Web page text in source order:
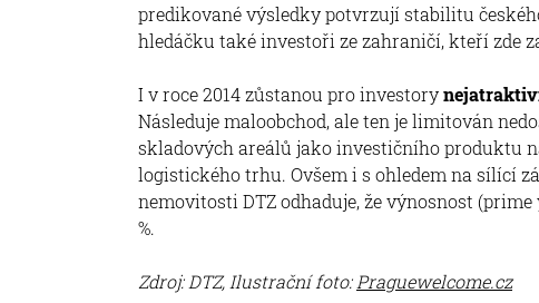
predikované výsledky potvrzují stabilitu
hledáčku také investoři ze zahraničí, kteří zde
I v roce 2014 zůstanou pro investory
Následuje maloobchod, ale ten je limitován
skladových areálů jako investičního produktu
logistického trhu. Ovšem i s ohledem na sílící
nemovitosti DTZ odhaduje, že výnosnost
%.
Zdroj: DTZ, Ilustrační foto: Praguewelcome.cz